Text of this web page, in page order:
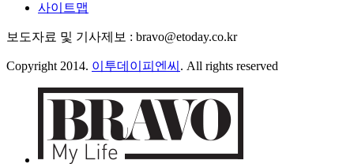
사이트맵
보도자료 및 기사제보 : bravo@etoday.co.kr
Copyright 2014. 이투데이피엔씨 . All rights reserved